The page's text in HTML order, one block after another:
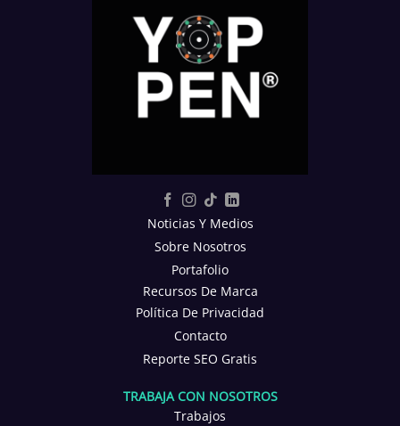
Noticias Y Medios
Sobre Nosotros
Portafolio
Recursos De Marca
Política De Privacidad
Contacto
Reporte SEO Gratis
TRABAJA CON NOSOTROS
Trabajos